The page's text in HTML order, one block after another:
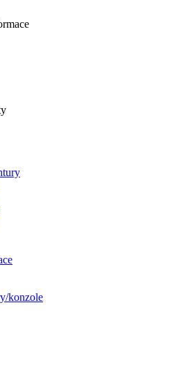
konzole